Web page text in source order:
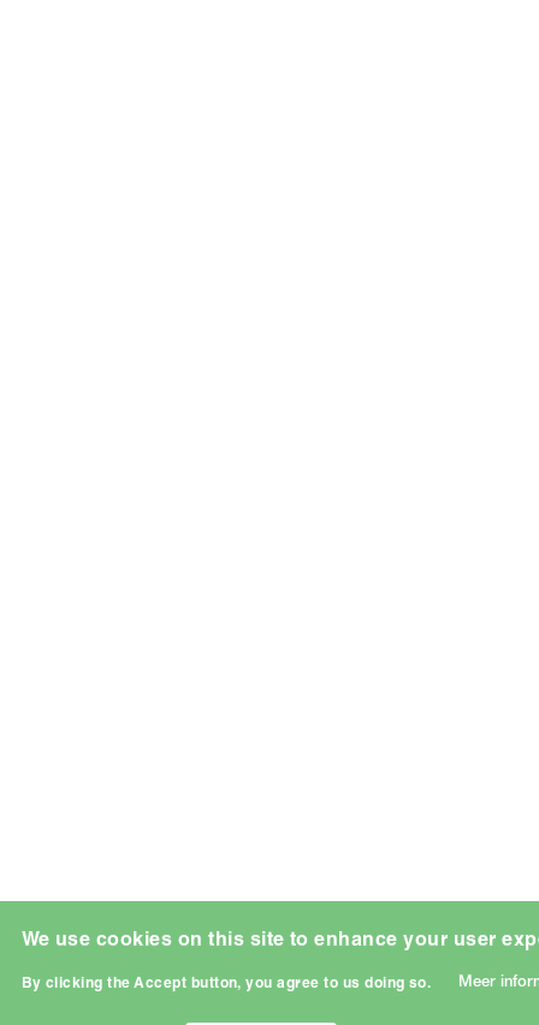
We use cookies on this site to enhance your user
By clicking the Accept button, you agree to us doing so. Meer